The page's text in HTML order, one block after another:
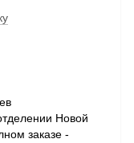
Новой
заказе -